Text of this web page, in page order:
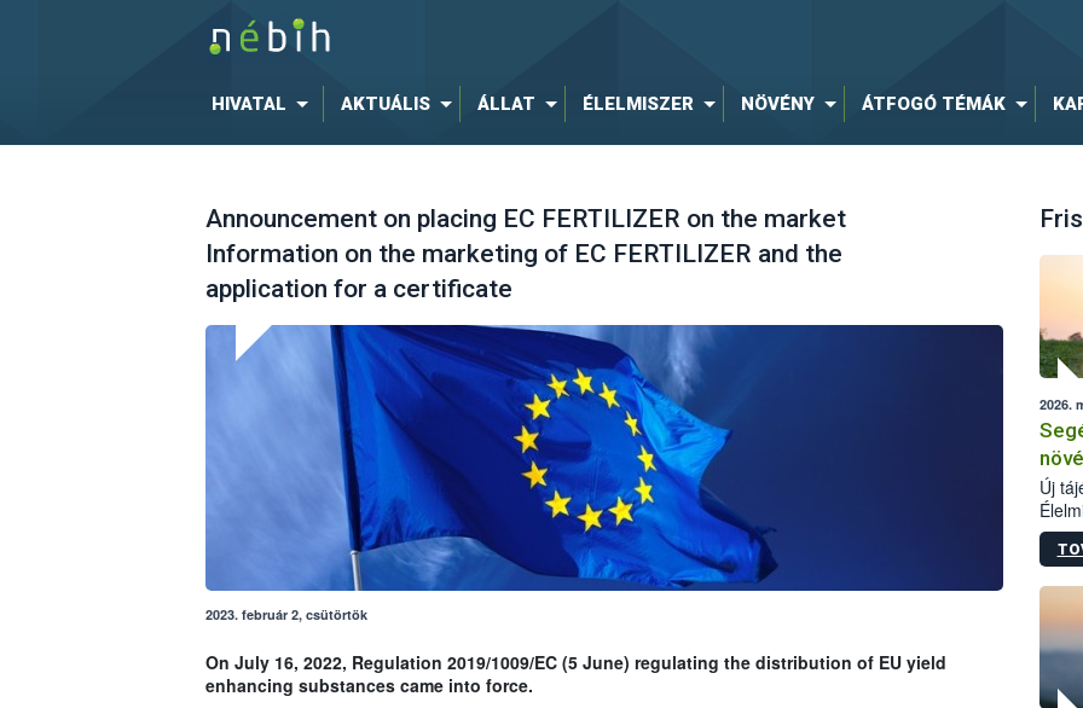
HIVATAL AKTUÁLIS ÁLLAT ÉLELMISZER NÖVÉNY ÁTFOGÓ TÉMÁK
Announcement on placing EC FERTILIZER on the market
Information on the marketing of EC FERTILIZER and the
application for a certificate
2023. február 2, csütörtök
On July 16, 2022, Regulation 2019/1009/EC (5 June) regulating the distribution of EU yield
enhancing substances came into force.
2026.
Új